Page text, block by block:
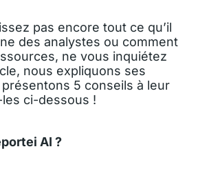
pas encore tout ce qu’il
des analystes ou comment
ne vous inquiétez
nous expliquons ses
5 conseils à leur
ci-dessous !
AI ?